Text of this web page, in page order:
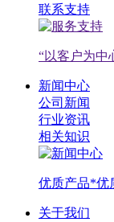
联系支持
“以客户为中
新闻中心
公司新闻
行业资讯
相关知识
优质产品*优
关于我们